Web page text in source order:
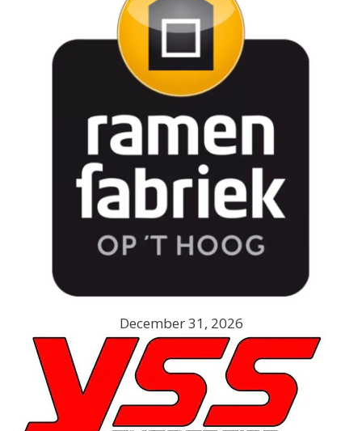
December 31, 2026